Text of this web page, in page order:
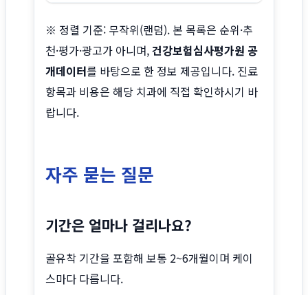
※ 정렬 기준: 무작위(랜덤). 본 목록은 순위·추
천·평가·광고가 아니며,건강보험심사평가원 공
개데이터를 바탕으로 한 정보 제공입니다. 진료
항목과 비용은 해당 치과에 직접 확인하시기 바
랍니다.
자주 묻는 질문
기간은 얼마나 걸리나요?
골유착 기간을 포함해 보통 2~6개월이며 케이
스마다 다릅니다.